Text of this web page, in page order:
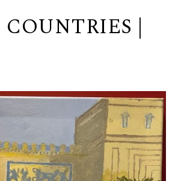
COUNTRIES |